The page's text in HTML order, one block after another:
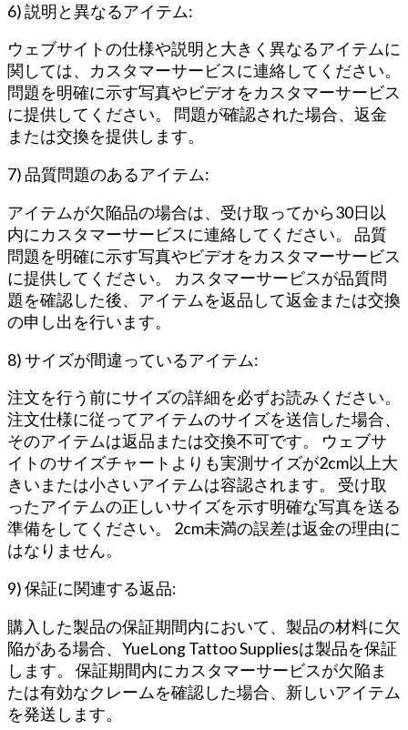
6) 説明と異なるアイテム:
ウェブサイトの仕様や説明と大きく異なるアイテムに
関しては、カスタマーサービスに連絡してください。
問題を明確に示す写真やビデオをカスタマーサービス
に提供してください。 問題が確認された場合、返金
または交換を提供します。
7) 品質問題のあるアイテム:
アイテムが欠陥品の場合は、受け取ってから30日以
内にカスタマーサービスに連絡してください。 品質
問題を明確に示す写真やビデオをカスタマーサービス
に提供してください。 カスタマーサービスが品質問
題を確認した後、アイテムを返品して返金または交換
の申し出を行います。
8) サイズが間違っているアイテム:
注文を行う前にサイズの詳細を必ずお読みください。
注文仕様に従ってアイテムのサイズを送信した場合、
そのアイテムは返品または交換不可です。 ウェブサ
イトのサイズチャートよりも実測サイズが2cm以上大
きいまたは小さいアイテムは容認されます。 受け取
ったアイテムの正しいサイズを示す明確な写真を送る
準備をしてください。 2cm未満の誤差は返金の理由に
はなりません。
9) 保証に関連する返品:
購入した製品の保証期間内において、製品の材料に欠
陥がある場合、YueLong Tattoo Suppliesは製品を保証
します。 保証期間内にカスタマーサービスが欠陥ま
たは有効なクレームを確認した場合、新しいアイテム
を発送します。